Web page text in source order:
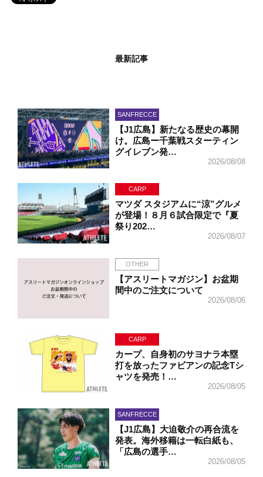
最新記事
SANFRECCE
【J1広島】新たなる歴史の幕開
け。広島ー千葉戦スターティン
グイレブン発…
2026/08/08
CARP
マツダ スタジアムに“涼”グルメ
が登場！８月６試合限定で『夏
祭り202…
2026/08/07
OTHER
【アスリートマガジン】お盆期
間中のご注文について
2026/08/06
CARP
カープ、自身初のサヨナラ本塁
打を放ったファビアンの記念Tシ
ャツを発売！…
2026/08/05
SANFRECCE
【J1広島】大迫敬介の再合流を
発表。海外移籍は一転白紙も、
「広島の選手…
2026/08/05